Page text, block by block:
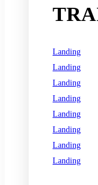
Landing
Landing
Landing
Landing
Landing
Landing
Landing
Landing